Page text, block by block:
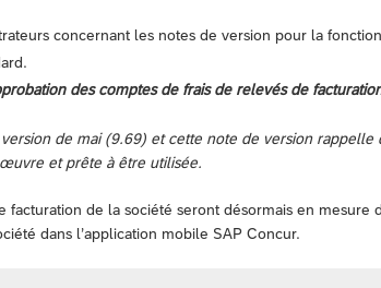
concernant les notes de version pour la
des comptes de frais de relevés de
de mai (9.69) et cette note de version rappelle
et prête à être utilisée.
de la société seront désormais en mesure
dans l’application mobile SAP Concur.